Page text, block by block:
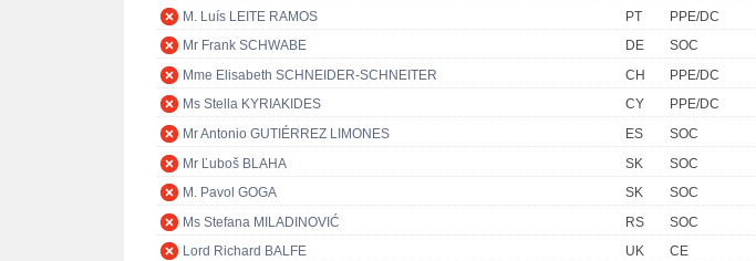
M. Luís LEITE RAMOS
PT
PPE/DC
Mr Frank SCHWABE
DE
SOC
Mme Elisabeth SCHNEIDER-SCHNEITER
CH
PPE/DC
Ms Stella KYRIAKIDES
CY
PPE/DC
Mr Antonio GUTIÉRREZ LIMONES
ES
SOC
Mr Ľuboš BLAHA
SK
SOC
M. Pavol GOGA
SK
SOC
Ms Stefana MILADINOVIĆ
RS
SOC
Lord Richard BALFE
UK
CE